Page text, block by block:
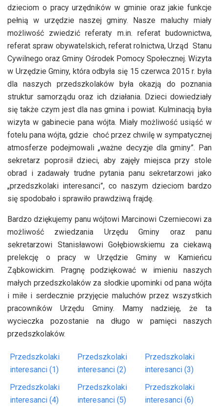
dzieciom o pracy urzędników w gminie oraz jakie funkcje
pełnią w urzędzie naszej gminy. Nasze maluchy miały
możliwość zwiedzić referaty m.in. referat budownictwa,
referat spraw obywatelskich, referat rolnictwa, Urząd Stanu
Cywilnego oraz Gminy Ośrodek Pomocy Społecznej. Wizyta
w Urzędzie Gminy, która odbyła się 15 czerwca 2015 r. była
dla naszych przedszkolaków była okazją do poznania
struktur samorządu oraz ich działania. Dzieci dowiedziały
się także czym jest dla nas gmina i powiat. Kulminacją była
wizyta w gabinecie pana wójta. Miały możliwość usiąść w
fotelu pana wójta, gdzie choć przez chwilę w sympatycznej
atmosferze podejmowali „ważne decyzje dla gminy”. Pan
sekretarz poprosił dzieci, aby zajęły miejsca przy stole
obrad i zadawały trudne pytania panu sekretarzowi jako
„przedszkolaki interesanci”, co naszym dzieciom bardzo
się spodobało i sprawiło prawdziwą frajdę.
Bardzo dziękujemy panu wójtowi Marcinowi Czerniecowi za
możliwość zwiedzania Urzędu Gminy oraz panu
sekretarzowi Stanisławowi Gołębiowskiemu za ciekawą
prelekcję o pracy w Urzędzie Gminy w Kamieńcu
Ząbkowickim. Pragnę podziękować w imieniu naszych
małych przedszkolaków za słodkie upominki od pana wójta
i miłe i serdecznie przyjęcie maluchów przez wszystkich
pracowników Urzędu Gminy. Mamy nadzieję, że ta
wycieczka pozostanie na długo w pamięci naszych
przedszkolaków.
Przedszkolaki
interesanci (1)
Przedszkolaki
interesanci (2)
Przedszkolaki
interesanci (3)
Przedszkolaki
interesanci (4)
Przedszkolaki
interesanci (5)
Przedszkolaki
interesanci (6)